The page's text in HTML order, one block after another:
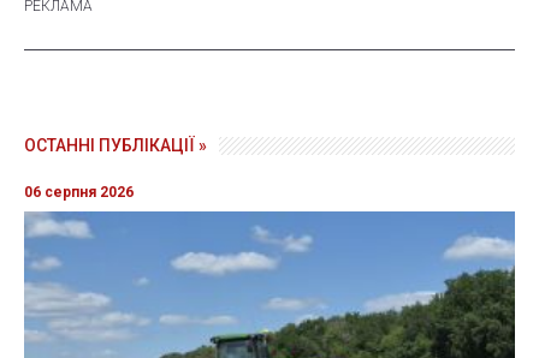
ОСТАННІ ПУБЛІКАЦІЇ »
06 серпня 2026